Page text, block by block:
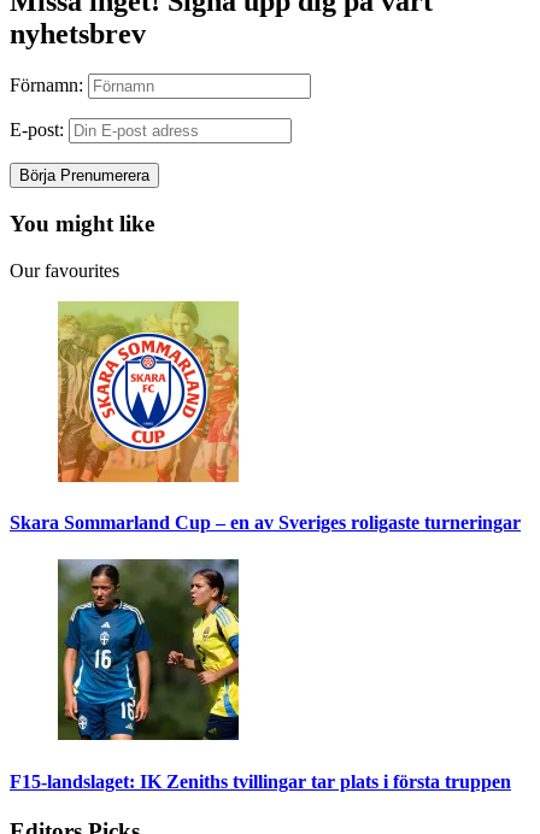
nyhetsbrev
Förnamn:
E-post:
You might like
Our favourites
Skara Sommarland Cup – en av Sveriges roligaste turneringar
F15-landslaget: IK Zeniths tvillingar tar plats i första truppen